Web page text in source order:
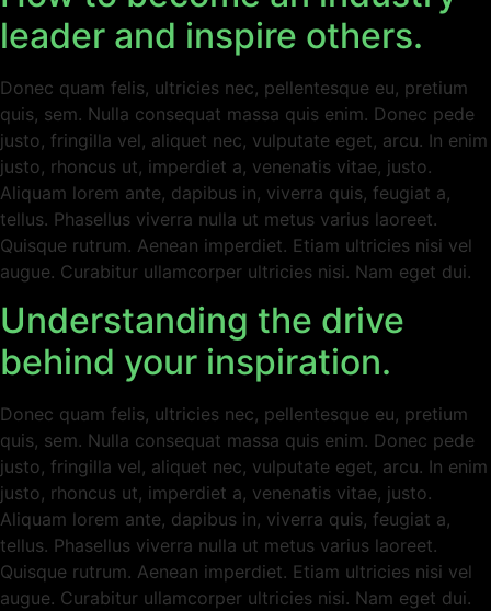
leader and inspire others.
Donec quam felis, ultricies nec, pellentesque eu, pretium
quis, sem. Nulla consequat massa quis enim. Donec pede
justo, fringilla vel, aliquet nec, vulputate eget, arcu. In enim
justo, rhoncus ut, imperdiet a, venenatis vitae, justo.
Aliquam lorem ante, dapibus in, viverra quis, feugiat a,
tellus. Phasellus viverra nulla ut metus varius laoreet.
Quisque rutrum. Aenean imperdiet. Etiam ultricies nisi vel
augue. Curabitur ullamcorper ultricies nisi. Nam eget dui.
Understanding the drive
behind your inspiration.
Donec quam felis, ultricies nec, pellentesque eu, pretium
quis, sem. Nulla consequat massa quis enim. Donec pede
justo, fringilla vel, aliquet nec, vulputate eget, arcu. In enim
justo, rhoncus ut, imperdiet a, venenatis vitae, justo.
Aliquam lorem ante, dapibus in, viverra quis, feugiat a,
tellus. Phasellus viverra nulla ut metus varius laoreet.
Quisque rutrum. Aenean imperdiet. Etiam ultricies nisi vel
augue. Curabitur ullamcorper ultricies nisi. Nam eget dui.